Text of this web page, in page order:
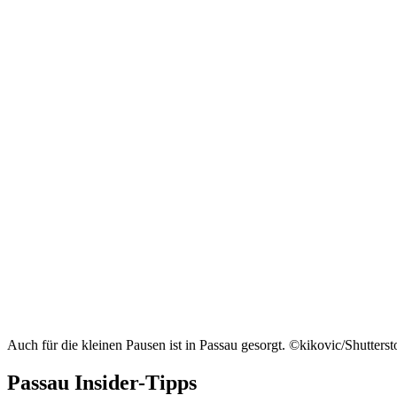
Auch für die kleinen Pausen ist in Passau gesorgt. ©kikovic/
Passau Insider-Tipps